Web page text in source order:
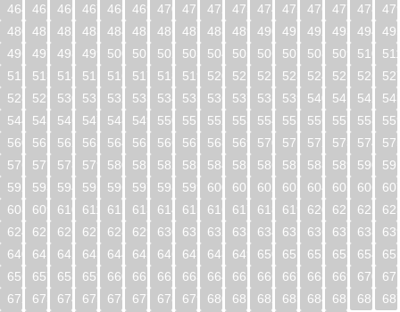
464
465 466 467 468 469 470 471 472 473 474 475 476 477 478
480
481 482 483 484 485 486 487 488 489 490 491 492 493 494
496
497 498 499 500 501 502 503 504 505 506 507 508 509 510
512
513 514 515 516 517 518 519 520 521 522 523 524 525 526
528
529 530 531 532 533 534 535 536 537 538 539 540 541 542
544
545 546 547 548 549 550 551 552 553 554 555 556 557 558
560
561 562 563 564 565 566 567 568 569 570 571 572 573 574
576
577 578 579 580 581 582 583 584 585 586 587 588 589 590
592
593 594 595 596 597 598 599 600 601 602 603 604 605 606
608
609 610 611 612 613 614 615 616 617 618 619 620 621 622
624
625 626 627 628 629 630 631 632 633 634 635 636 637 638
640
641 642 643 644 645 646 647 648 649 650 651 652 653 654
656
657 658 659 660 661 662 663 664 665 666 667 668 669 670
672
673 674 675 676 677 678 679 680 681 682 683 684 685 686